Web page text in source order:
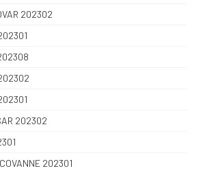
202302
202302
202301